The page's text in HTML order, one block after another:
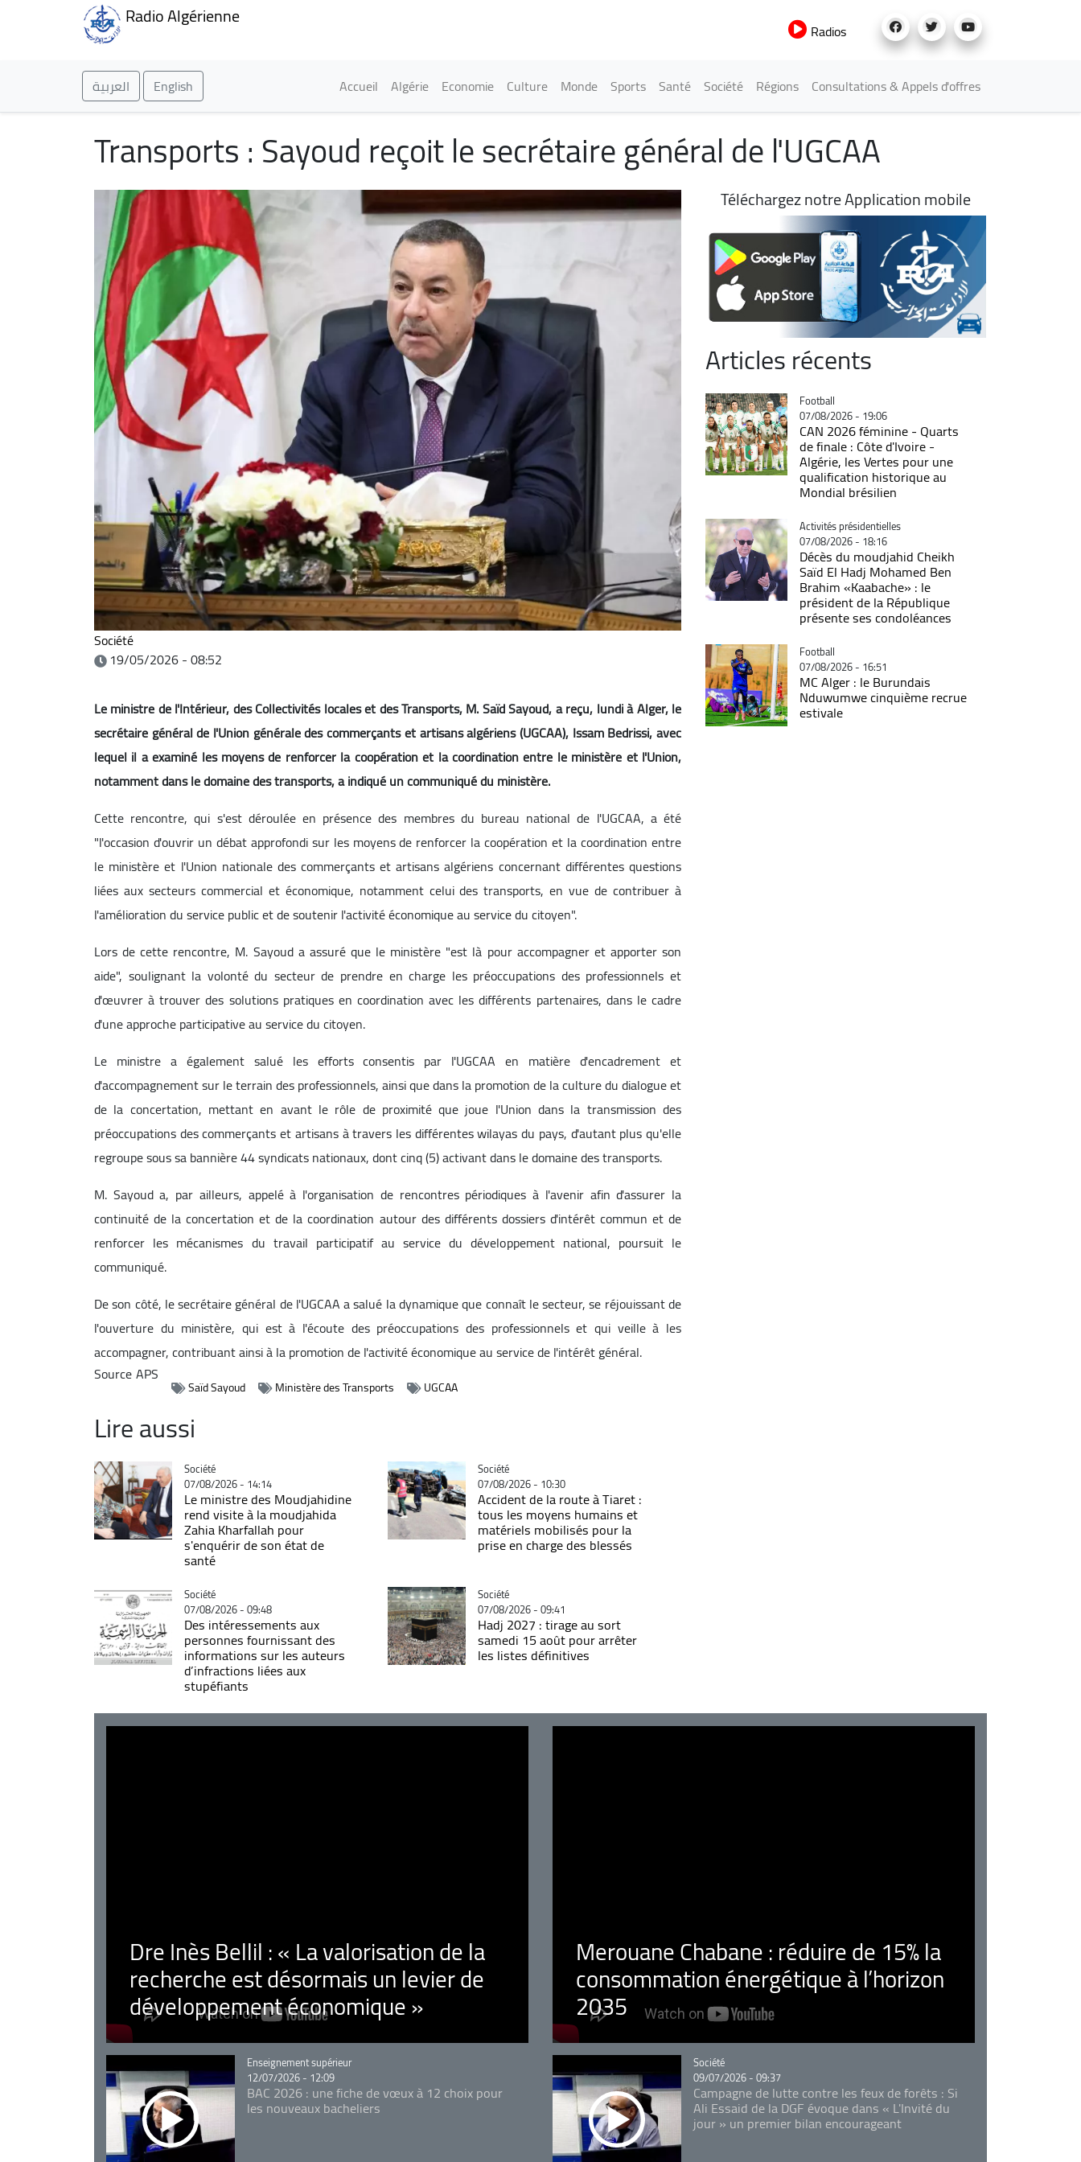
Radio Algérienne
Radios
العربية English Main navigation
Accueil Algérie Economie Culture Monde Sports Santé Société Régions Consultations & Appels d'offres
Transports : Sayoud reçoit le secrétaire général de l'UGCAA
Société
19/05/2026 - 08:52
Le ministre de l'Intérieur, des Collectivités locales et des Transports, M. Saïd Sayoud, a reçu, lundi à Alger, le
secrétaire général de l'Union générale des commerçants et artisans algériens (UGCAA), Issam Bedrissi, avec
lequel il a examiné les moyens de renforcer la coopération et la coordination entre le ministère et l'Union,
notamment dans le domaine des transports, a indiqué un communiqué du ministère.
Cette rencontre, qui s'est déroulée en présence des membres du bureau national de l'UGCAA, a été
"l'occasion d'ouvrir un débat approfondi sur les moyens de renforcer la coopération et la coordination entre
le ministère et l'Union nationale des commerçants et artisans algériens concernant différentes questions
liées aux secteurs commercial et économique, notamment celui des transports, en vue de contribuer à
l'amélioration du service public et de soutenir l'activité économique au service du citoyen".
Lors de cette rencontre, M. Sayoud a assuré que le ministère "est là pour accompagner et apporter son
aide", soulignant la volonté du secteur de prendre en charge les préoccupations des professionnels et
d'œuvrer à trouver des solutions pratiques en coordination avec les différents partenaires, dans le cadre
d'une approche participative au service du citoyen.
Le ministre a également salué les efforts consentis par l'UGCAA en matière d'encadrement et
d'accompagnement sur le terrain des professionnels, ainsi que dans la promotion de la culture du dialogue et
de la concertation, mettant en avant le rôle de proximité que joue l'Union dans la transmission des
préoccupations des commerçants et artisans à travers les différentes wilayas du pays, d'autant plus qu'elle
regroupe sous sa bannière 44 syndicats nationaux, dont cinq (5) activant dans le domaine des transports.
M. Sayoud a, par ailleurs, appelé à l'organisation de rencontres périodiques à l'avenir afin d'assurer la
continuité de la concertation et de la coordination autour des différents dossiers d'intérêt commun et de
renforcer les mécanismes du travail participatif au service du développement national, poursuit le
communiqué.
De son côté, le secrétaire général de l'UGCAA a salué la dynamique que connaît le secteur, se réjouissant de
l'ouverture du ministère, qui est à l'écoute des préoccupations des professionnels et qui veille à les
accompagner, contribuant ainsi à la promotion de l'activité économique au service de l'intérêt général.
SourceAPS
Saïd Sayoud Ministère des Transports UGCAA
Lire aussi
Catégorie
Société
07/08/2026 - 14:14
Le ministre des Moudjahidine
rend visite à la moudjahida
Zahia Kharfallah pour
s'enquérir de son état de
santé
Catégorie
Société
07/08/2026 - 10:30
Accident de la route à Tiaret :
tous les moyens humains et
matériels mobilisés pour la
prise en charge des blessés
Catégorie
Société
07/08/2026 - 09:48
Des intéressements aux
personnes fournissant des
informations sur les auteurs
d’infractions liées aux
stupéfiants
Catégorie
Société
07/08/2026 - 09:41
Hadj 2027 : tirage au sort
samedi 15 août pour arrêter
les listes définitives
Téléchargez notre Application mobile
Articles récents
Catégorie
Football
07/08/2026 - 19:06
CAN 2026 féminine - Quarts
de finale : Côte d'Ivoire -
Algérie, les Vertes pour une
qualification historique au
Mondial brésilien
Catégorie
Activités présidentielles
07/08/2026 - 18:16
Décès du moudjahid Cheikh
Saïd El Hadj Mohamed Ben
Brahim «Kaabache» : le
président de la République
présente ses condoléances
Catégorie
Football
07/08/2026 - 16:51
MC Alger : le Burundais
Nduwumwe cinquième recrue
estivale
Dre Inès Bellil : « La valorisation de la
recherche est désormais un levier de
développement économique »
Merouane Chabane : réduire de 15% la
consommation énergétique à l’horizon
2035
Catégorie
Enseignement supérieur
12/07/2026 - 12:09
BAC 2026 : une fiche de vœux à 12 choix pour
les nouveaux bacheliers
Catégorie
Société
09/07/2026 - 09:37
Campagne de lutte contre les feux de forêts : Si
Ali Essaid de la DGF évoque dans « L'Invité du
jour » un premier bilan encourageant